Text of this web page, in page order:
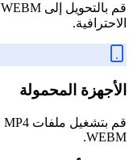
الاحترافية.
الأجهزة المحمولة
WEBM.